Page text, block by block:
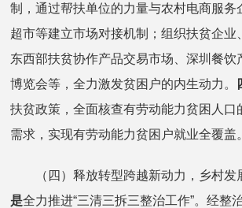
制，通过帮扶单位的力量与农村电商服务
超市等建立市场对接机制；组织扶贫企业
东西部扶贫协作产品交易市场、深圳餐饮
博览会等，全力激发贫困户的内生动力。
扶贫政策，全面核查有劳动能力贫困人口
需求，实现有劳动能力贫困户就业全覆盖。
（四）释放转型跨越新动力，乡村发
是全力推进“三清三拆三整治工作”。经整